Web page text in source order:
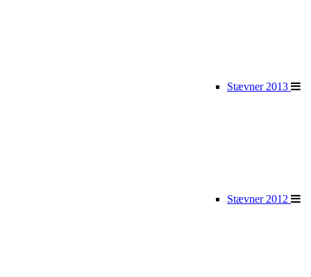
Stævner 2013
Stævner 2012